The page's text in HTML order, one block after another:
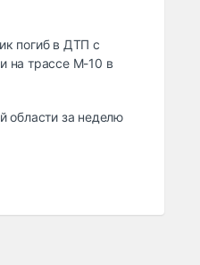
погиб в ДТП с
на трассе М-10 в
области за неделю